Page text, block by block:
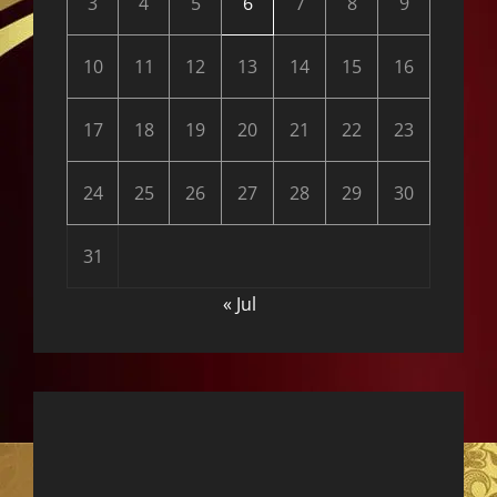
10 11 12 13 14 15 16
17 18 19 20 21 22 23
24 25 26 27 28 29 30
31
« Jul